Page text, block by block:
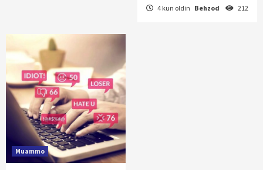
4 kun oldin Behzod 212
Muammo